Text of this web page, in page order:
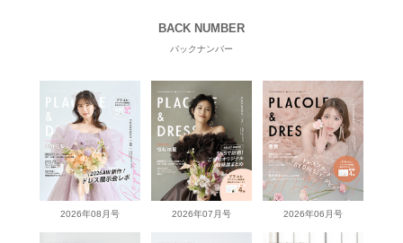
BACK NUMBER
バックナンバー
2026年08月号 2026年07月号 2026年06月号